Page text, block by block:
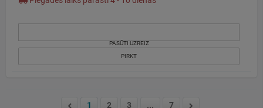
PASŪTI UZREIZ
PIRKT
1 2 3 ...
7